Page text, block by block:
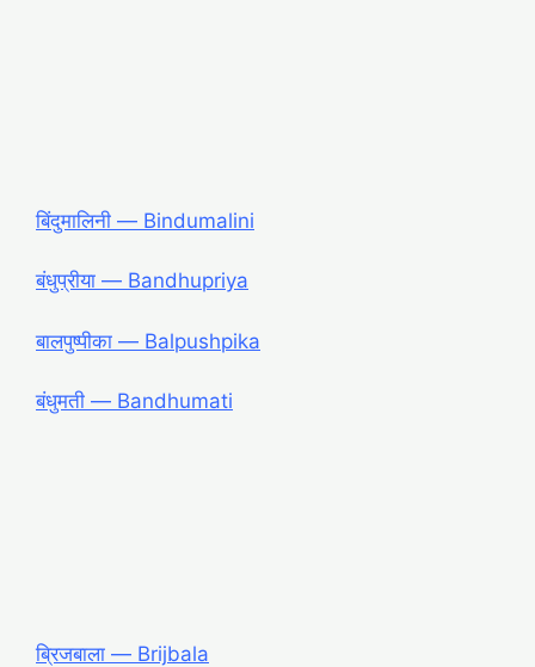
बिंदुमालिनी ― Bindumalini
बंधुप्रीया ― Bandhupriya
बालपुष्पीका ― Balpushpika
बंधुमती ― Bandhumati
ब्रिजबाला ― Brijbala